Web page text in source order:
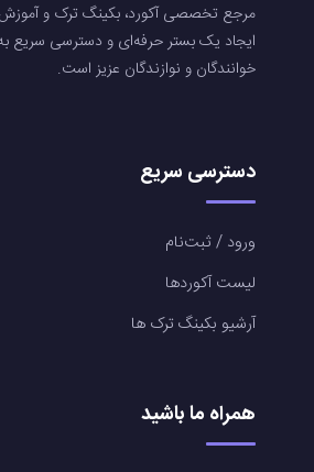
مرجع تخصصی آکورد، بکینگ ترک و
ایجاد یک بستر حرفه‌ای و دسترسی سریع به
خوانندگان و نوازندگان عزیز است.
دسترسی سریع
ورود / ثبت‌نام
لیست آکوردها
آرشیو بکینگ ترک ها
همراه ما باشید